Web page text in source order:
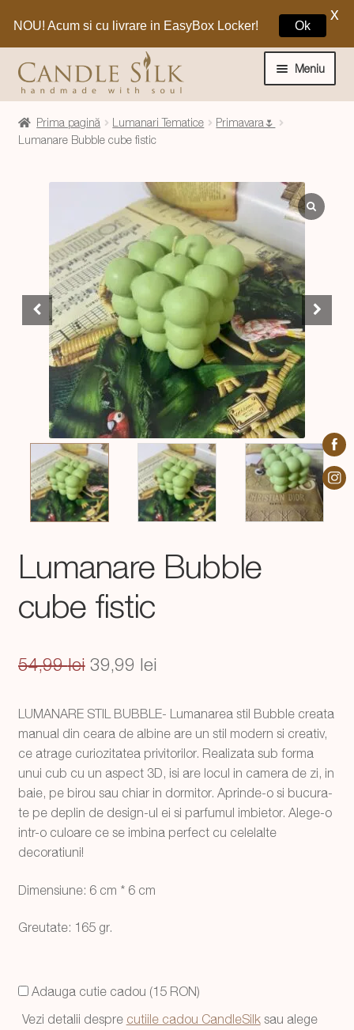
la
navigare
la
conținut
Meniu
Home
Lumanari si decoratiuni
Extinde
meniul
Despre CandleSilk
Cosul Meu
Prima pagină Lumanari Tematice
Primavara🌷
Lumanare Bubble cube fistic
Lumanare Bubble
cube fistic
54,99lei Prețul
a
fost:
54,99 lei.
39,99 lei
este:
39,99 lei.
LUMANARE STIL BUBBLE- Lumanarea stil Bubble creata
manual din ceara de albine are un stil modern si creativ,
ce atrage curiozitatea privitorilor. Realizata sub forma
unui cub cu un aspect 3D, isi are locul in camera de zi, in
baie, pe birou sau chiar in dormitor. Aprinde-o si bucura-
te pe deplin de design-ul ei si parfumul imbietor. Alege-o
intr-o culoare ce se imbina perfect cu celelalte
decoratiuni!
Dimensiune: 6 cm * 6 cm
Greutate: 165 gr.
Adauga cutie cadou (15 RON)
Vezi detalii despre cutiile cadou CandleSilksau alege
NOU! Acum si cu livrare in EasyBox Locker! Ok
X